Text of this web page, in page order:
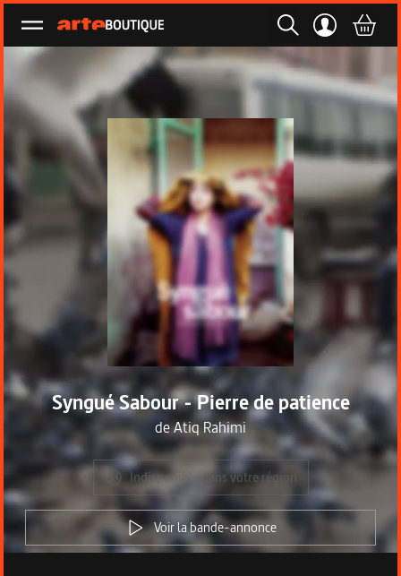
Ouvrir le menu
Syngué Sabour - Pierre de patience
deAtiq Rahimi
Indisponible dans votre région
Voir la bande-annonce